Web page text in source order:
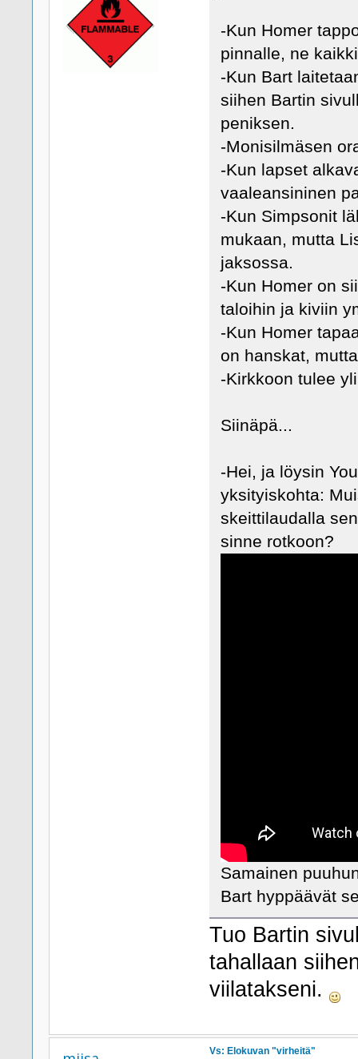
-Kun Homer
pinnalle, ne
-Kun Bart
siihen Bartin
peniksen.
-Monisilmäsen
-Kun lapset
vaaleansininen
-Kun Simpsonit
mukaan, mutta
jaksossa.
-Kun Homer on
taloihin ja kiviin
-Kun Homer
on hanskat,
-Kirkkoon tulee
Siinäpä...
-Hei, ja löysin
yksityiskohta:
skeittilaudalla
sinne rotkoon?
Samainen
Bart hyppäävät
Tuo Bartin
tahallaan
viilatakseni.
Vs: Elokuvan "virheitä"